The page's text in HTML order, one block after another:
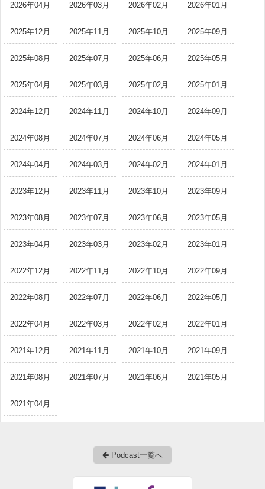
2026年04月 2026年03月 2026年02月 2026年01月
2025年12月 2025年11月 2025年10月 2025年09月
2025年08月 2025年07月 2025年06月 2025年05月
2025年04月 2025年03月 2025年02月 2025年01月
2024年12月 2024年11月 2024年10月 2024年09月
2024年08月 2024年07月 2024年06月 2024年05月
2024年04月 2024年03月 2024年02月 2024年01月
2023年12月 2023年11月 2023年10月 2023年09月
2023年08月 2023年07月 2023年06月 2023年05月
2023年04月 2023年03月 2023年02月 2023年01月
2022年12月 2022年11月 2022年10月 2022年09月
2022年08月 2022年07月 2022年06月 2022年05月
2022年04月 2022年03月 2022年02月 2022年01月
2021年12月 2021年11月 2021年10月 2021年09月
2021年08月 2021年07月 2021年06月 2021年05月
2021年04月
Podcast一覧へ